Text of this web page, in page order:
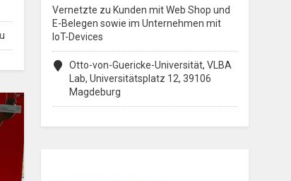
Vernetzte zu Kunden mit Web Shop und
E-Belegen sowie im Unternehmen mit
IoT-Devices
Otto-von-Guericke-Universität, VLBA
Lab, Universitätsplatz 12, 39106
Magdeburg